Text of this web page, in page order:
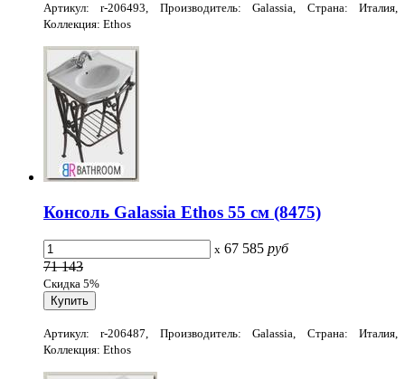
Артикул: r-206493, Производитель: Galassia, Страна: Италия,
Коллекция: Ethos
Консоль Galassia Ethos 55 см (8475)
x 67 585 руб
71 143
Скидка 5%
Артикул: r-206487, Производитель: Galassia, Страна: Италия,
Коллекция: Ethos